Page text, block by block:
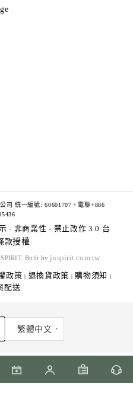
司 統一編號: 60601707。電聯+886
- 非商業性 - 禁止改作 3.0 台
款授權
Built by juspirit.com.tw
政策 | 退換貨政策 | 購物須知 |
配送